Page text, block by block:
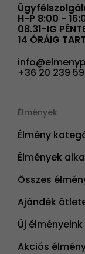
H-P 8:00 -
08.31-IG
14 ÓRÁIG
+36 20 239
Élmények
Élmény
Élmények
Összes
Ajándék
Új élményeink
Akciós